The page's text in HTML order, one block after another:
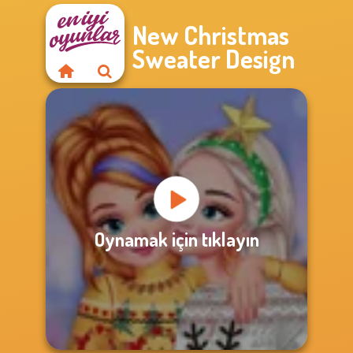
New Christmas
Sweater Design
Oynamak için tıklayın